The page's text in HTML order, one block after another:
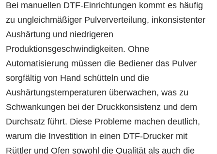
Bei manuellen DTF-Einrichtungen kommt es häufig
zu ungleichmäßiger Pulververteilung, inkonsistenter
Aushärtung und niedrigeren
Produktionsgeschwindigkeiten. Ohne
Automatisierung müssen die Bediener das Pulver
sorgfältig von Hand schütteln und die
Aushärtungstemperaturen überwachen, was zu
Schwankungen bei der Druckkonsistenz und dem
Durchsatz führt. Diese Probleme machen deutlich,
warum die Investition in einen DTF-Drucker mit
Rüttler und Ofen sowohl die Qualität als auch die